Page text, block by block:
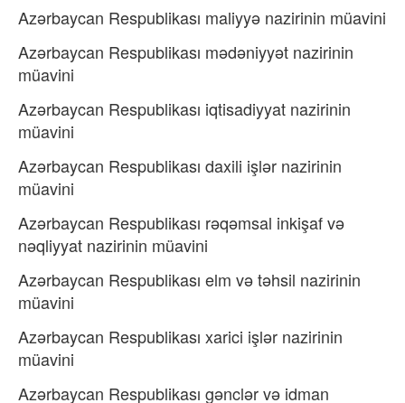
Azərbaycan Respublikası maliyyə nazirinin müavini
Azərbaycan Respublikası mədəniyyət nazirinin
müavini
Azərbaycan Respublikası iqtisadiyyat nazirinin
müavini
Azərbaycan Respublikası daxili işlər nazirinin
müavini
Azərbaycan Respublikası rəqəmsal inkişaf və
nəqliyyat nazirinin müavini
Azərbaycan Respublikası elm və təhsil nazirinin
müavini
Azərbaycan Respublikası xarici işlər nazirinin
müavini
Azərbaycan Respublikası gənclər və idman